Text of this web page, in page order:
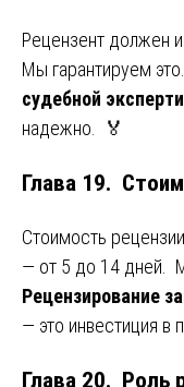
Рецензент должен
Мы гарантируем это.
судебной
надежно. 🏅
Глава 19.
Стоимость
— от 5 до 14 дней.
Рецензирование
— это инвестиция в
Глава 20. Роль